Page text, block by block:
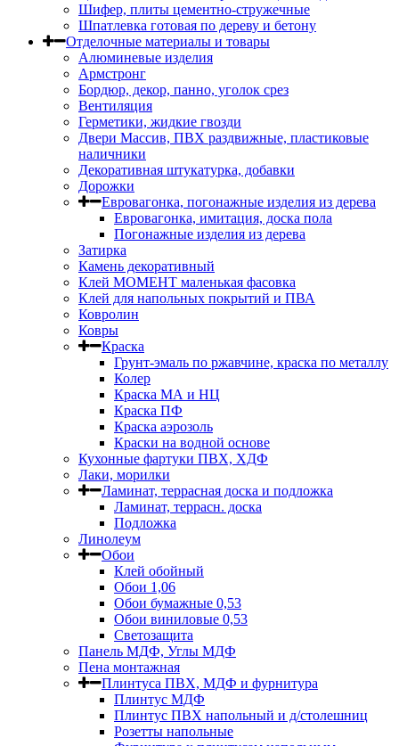
Шифер, плиты цементно-стружечные
Шпатлевка готовая по дереву и бетону
Отделочные материалы и товары
Алюминевые изделия
Армстронг
Бордюр, декор, панно, уголок срез
Вентиляция
Герметики, жидкие гвозди
Двери Массив, ПВХ раздвижные, пластиковые
наличники
Декоративная штукатурка, добавки
Дорожки
Евровагонка, погонажные изделия из дерева
Евровагонка, имитация, доска пола
Погонажные изделия из дерева
Затирка
Камень декоративный
Клей МОМЕНТ маленькая фасовка
Клей для напольных покрытий и ПВА
Ковролин
Ковры
Краска
Грунт-эмаль по ржавчине, краска по металлу
Колер
Краска МА и НЦ
Краска ПФ
Краска аэрозоль
Краски на водной основе
Кухонные фартуки ПВХ, ХДФ
Лаки, морилки
Ламинат, террасная доска и подложка
Ламинат, террасн. доска
Подложка
Линолеум
Обои
Клей обойный
Обои 1,06
Обои бумажные 0,53
Обои виниловые 0,53
Светозащита
Панель МДФ, Углы МДФ
Пена монтажная
Плинтуса ПВХ, МДФ и фурнитура
Плинтус МДФ
Плинтус ПВХ напольный и д/столешниц
Розетты напольные